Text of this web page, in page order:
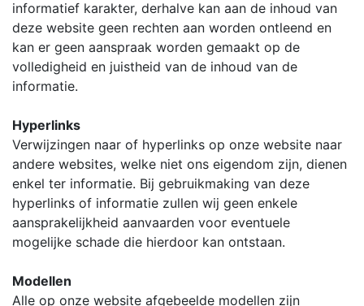
informatief karakter, derhalve kan aan de inhoud van
deze website geen rechten aan worden ontleend en
kan er geen aanspraak worden gemaakt op de
volledigheid en juistheid van de inhoud van de
informatie.
Hyperlinks
Verwijzingen naar of hyperlinks op onze website naar
andere websites, welke niet ons eigendom zijn, dienen
enkel ter informatie. Bij gebruikmaking van deze
hyperlinks of informatie zullen wij geen enkele
aansprakelijkheid aanvaarden voor eventuele
mogelijke schade die hierdoor kan ontstaan.
Modellen
Alle op onze website afgebeelde modellen zijn